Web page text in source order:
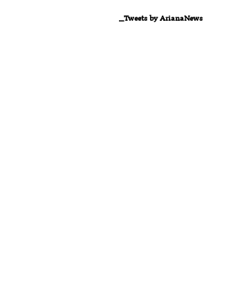
Tweets by ArianaNews_